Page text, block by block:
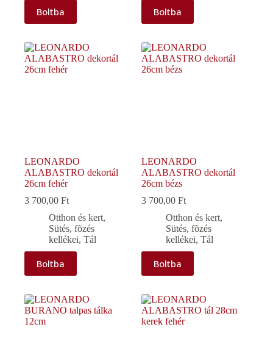
Boltba Boltba
LEONARDO
ALABASTRO dekortál
26cm fehér
3 700,00 Ft
Otthon és kert,
Sütés, fõzés
kellékei, Tál
Boltba
LEONARDO
ALABASTRO dekortál
26cm bézs
3 700,00Ft
Otthon és kert,
Sütés, fõzés
kellékei,Tál
Boltba